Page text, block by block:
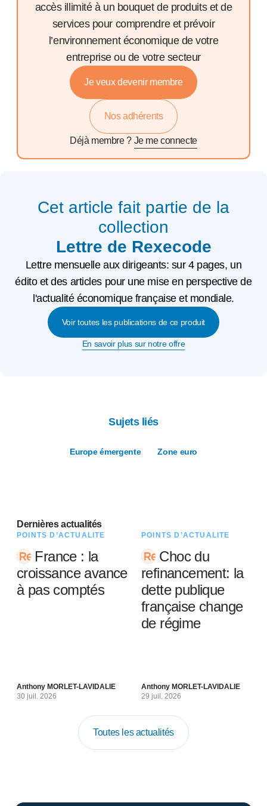
accès illimité à un bouquet de produits et de
services pour comprendre et prévoir
l’environnement économique de votre
entreprise ou de votre secteur
Je veux devenir membre
Nos adhérents
Déjà membre ? Je me connecte
Cet article fait partie de la
collection
Lettre de Rexecode
Lettre mensuelle aux dirigeants: sur 4 pages, un
édito et des articles pour une mise en perspective de
l'actualité économique française et mondiale.
Voir toutes les publications de ce produit
En savoir plus sur notre offre
Sujets liés
Europe émergente Zone euro
Dernières actualités
POINTS D’ACTUALITÉ
France : la
croissance avance
à pas comptés
Anthony MORLET-LAVIDALIE
30 juil. 2026
POINTS D’ACTUALITÉ
Choc du
refinancement: la
dette publique
française change
de régime
Anthony MORLET-LAVIDALIE
29 juil. 2026
Toutes les actualités